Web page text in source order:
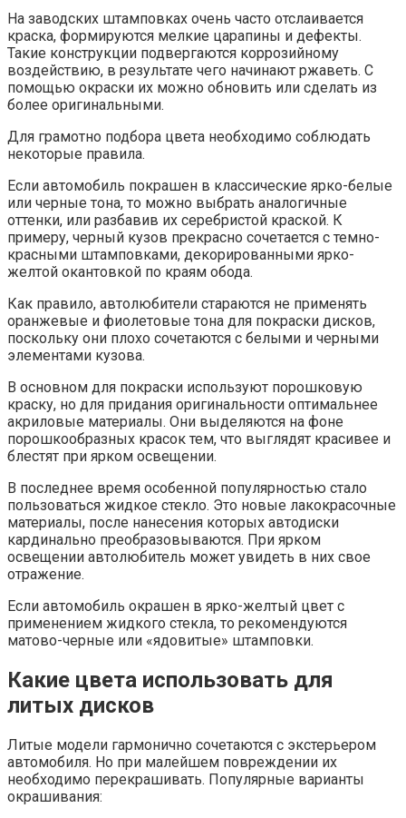
На заводских штамповках очень часто отслаивается
краска, формируются мелкие царапины и дефекты.
Такие конструкции подвергаются коррозийному
воздействию, в результате чего начинают ржаветь. С
помощью окраски их можно обновить или сделать из
более оригинальными.
Для грамотно подбора цвета необходимо соблюдать
некоторые правила.
Если автомобиль покрашен в классические ярко-белые
или черные тона, то можно выбрать аналогичные
оттенки, или разбавив их серебристой краской. К
примеру, черный кузов прекрасно сочетается с темно-
красными штамповками, декорированными ярко-
желтой окантовкой по краям обода.
Как правило, автолюбители стараются не применять
оранжевые и фиолетовые тона для покраски дисков,
поскольку они плохо сочетаются с белыми и черными
элементами кузова.
В основном для покраски используют порошковую
краску, но для придания оригинальности оптимальнее
акриловые материалы. Они выделяются на фоне
порошкообразных красок тем, что выглядят красивее и
блестят при ярком освещении.
В последнее время особенной популярностью стало
пользоваться жидкое стекло. Это новые лакокрасочные
материалы, после нанесения которых автодиски
кардинально преобразовываются. При ярком
освещении автолюбитель может увидеть в них свое
отражение.
Если автомобиль окрашен в ярко-желтый цвет с
применением жидкого стекла, то рекомендуются
матово-черные или «ядовитые» штамповки.
Какие цвета использовать для
литых дисков
Литые модели гармонично сочетаются с экстерьером
автомобиля. Но при малейшем повреждении их
необходимо перекрашивать. Популярные варианты
окрашивания: